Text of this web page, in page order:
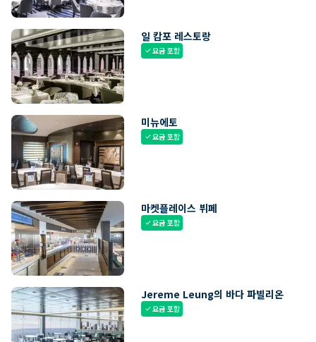
일 캄포 레스토랑
check요금 포함
미뉴에토
check요금 포함
마켓플레이스 뷔페
check요금 포함
Jereme Leung의 바다 파빌리온
check요금 포함